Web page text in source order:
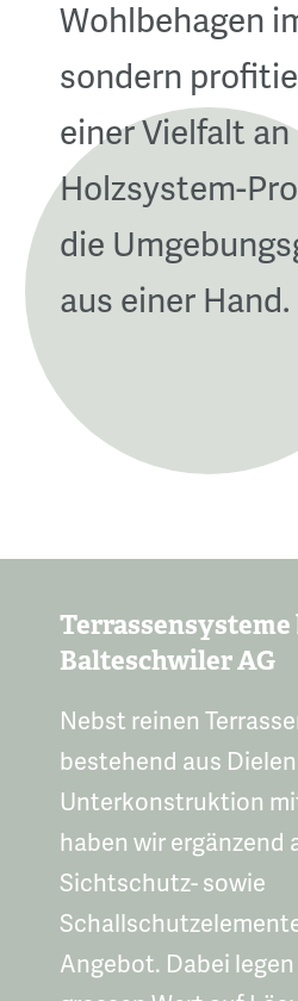
Wohlbehagen
sondern
einer Vielfalt an
Holzsystem-
die
aus einer Hand.
Terrassensysteme
Balteschwiler AG
Nebst reinen
bestehend aus
Unterkonstruktion
haben wir ergänzend
Sichtschutz- sowie
Angebot. Dabei